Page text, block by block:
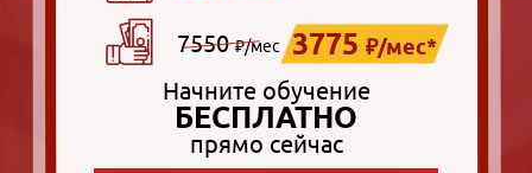
7550₽/мес 3775 ₽/мес*
Начните обучение
БЕСПЛАТНО
прямо сейчас